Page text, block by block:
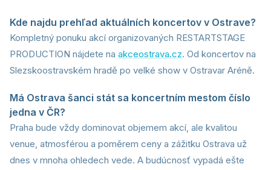
Kde najdu prehľad aktuálních koncertov v Ostrave?
Kompletný ponuku akcí organizovaných RESTARTSTAGE
PRODUCTION nájdete na akceostrava.cz. Od koncertov na
Slezskoostravském hradě po velké show v Ostravar Aréně.
Má Ostrava šanci stát sa koncertním mestom číslo
jedna v ČR?
Praha bude vždy dominovat objemem akcí, ale kvalitou
venue, atmosférou a poměrem ceny a zážitku Ostrava už
dnes v mnoha ohledech vede. A budúcnosť vypadá ešte